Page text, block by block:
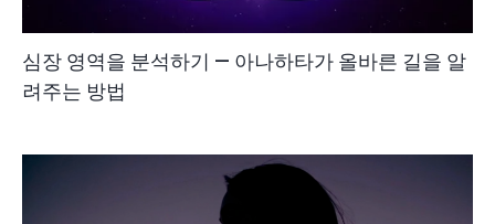
심장 영역을 분석하기 — 아나하타가 올바른 길을 알
려주는 방법